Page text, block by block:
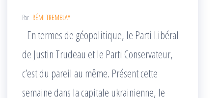
Par RÉMI TREMBLAY
En termes de géopolitique, le Parti Libéral
de Justin Trudeau et le Parti Conservateur,
c’est du pareil au même. Présent cette
semaine dans la capitale ukrainienne, le